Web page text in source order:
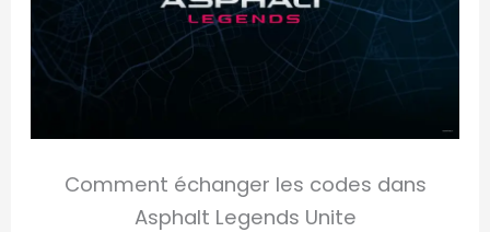
Comment échanger les codes dans
Asphalt Legends Unite